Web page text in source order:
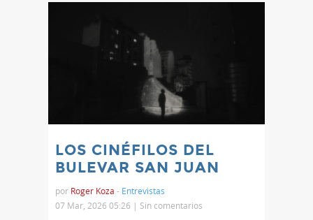
LOS CINÉFILOS DEL
BULEVAR SAN JUAN
por Roger Koza - Entrevistas
07 Mar, 2026 05:26 | Sin comentarios